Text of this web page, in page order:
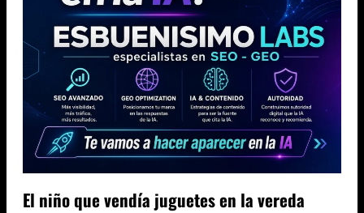
El niño que vendía juguetes en la vereda